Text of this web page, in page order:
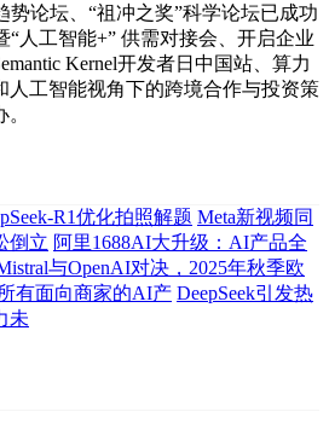
势论坛、“祖冲之奖”科学论坛已成功
人工智能+” 供需对接会、开启企业
Kernel开发者日中国站、算力
人工智能视角下的跨境合作与投资策
R1优化拍照解题 Meta新视频同
倒立 阿里1688AI大升级：AI产品全
与OpenAI对决，2025年秋季欧
有面向商家的AI产 DeepSeek引发热
未